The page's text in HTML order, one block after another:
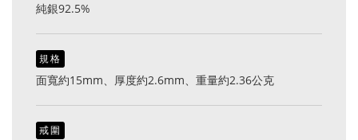
純銀92.5%
規格
面寬約15mm、厚度約2.6mm、重量約2.36公克
戒圍